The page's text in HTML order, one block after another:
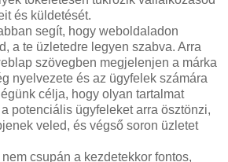
és küldetését.
segít, hogy weboldaladon
a te üzletedre legyen szabva. Arra
szövegben megjelenjen a márka
nyelvezete és az ügyfelek számára
célja, hogy olyan tartalmat
potenciális ügyfeleket arra ösztönzi,
veled, és végső soron üzletet
csupán a kezdetekkor fontos,